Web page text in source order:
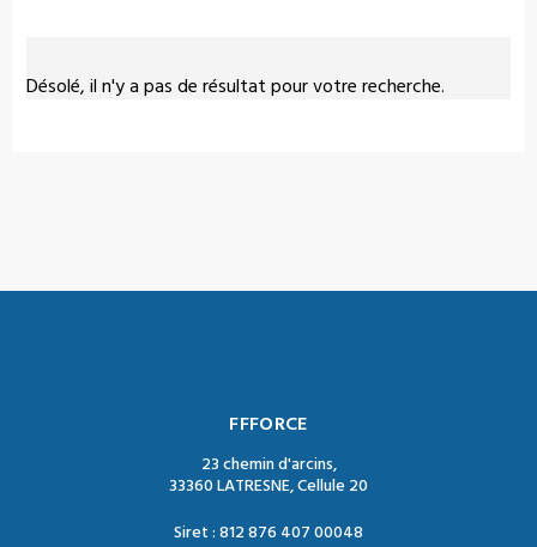
Désolé, il n'y a pas de résultat pour votre recherche.
FFFORCE
23 chemin d'arcins,
33360 LATRESNE, Cellule 20
Siret : 812 876 407 00048